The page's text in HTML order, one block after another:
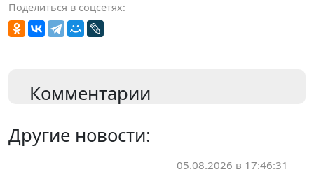
Поделиться в соцсетях:
Комментарии
Другие новости:
05.08.2026 в 17:46:31